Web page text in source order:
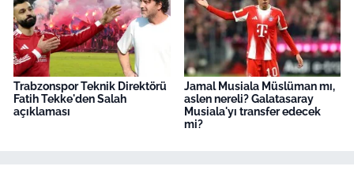
Trabzonspor Teknik Direktörü
Fatih Tekke'den Salah
açıklaması
Jamal Musiala Müslüman mı,
aslen nereli? Galatasaray
Musiala'yı transfer edecek
mi?